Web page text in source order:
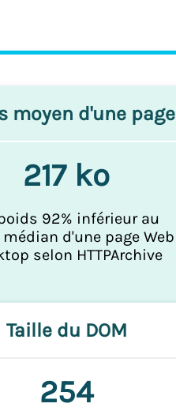
moyen d'une page
217 ko
92% inférieur au
d'une page Web
selon HTTPArchive
Taille du DOM
254